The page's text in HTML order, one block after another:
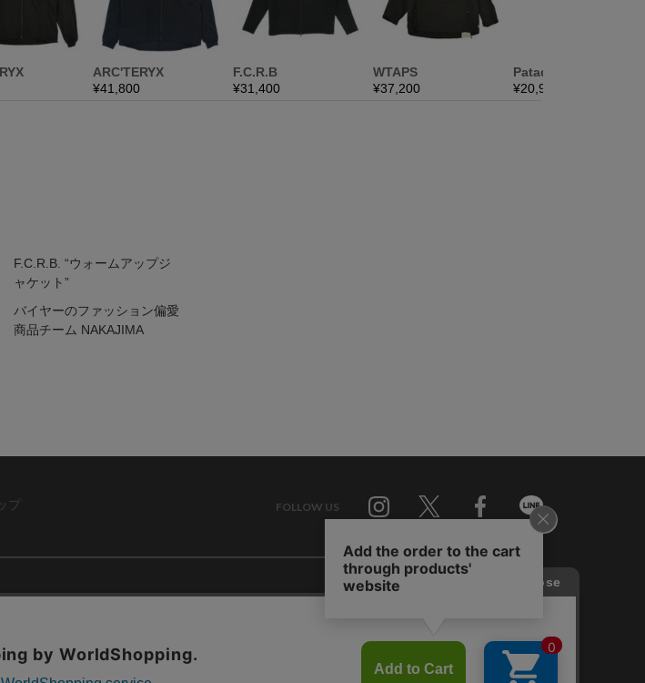
F.C.R.B. “ウォームアップジ
ャケット”
バイヤーのファッション偏愛
商品チーム NAKAJIMA
プ FOLLOW US
Line
サイト
RAGTAG 公式アプリ
RAGTAG MEMBER'S CARD